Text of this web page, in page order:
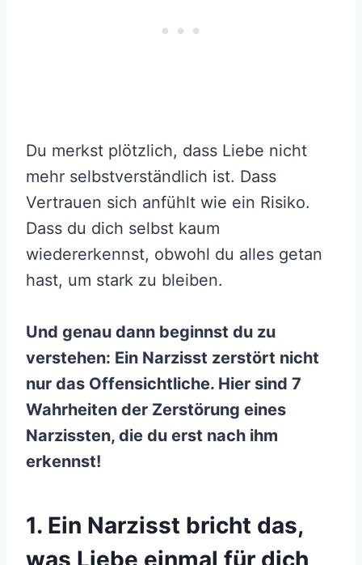
Du merkst plötzlich, dass Liebe nicht
mehr selbstverständlich ist. Dass
Vertrauen sich anfühlt wie ein Risiko.
Dass du dich selbst kaum
wiedererkennst, obwohl du alles getan
hast, um stark zu bleiben.
Und genau dann beginnst du zu
verstehen: Ein Narzisst zerstört nicht
nur das Offensichtliche. Hier sind 7
Wahrheiten der Zerstörung eines
Narzissten, die du erst nach ihm
erkennst!
1. Ein Narzisst bricht das,
was Liebe einmal für dich